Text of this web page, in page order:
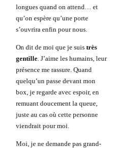
longues quand on attend… et
qu’on espère qu’une porte
s’ouvrira enfin pour nous.
On dit de moi que je suis très
gentille. J’aime les humains, leur
présence me rassure. Quand
quelqu’un passe devant mon
box, je regarde avec espoir, en
remuant doucement la queue,
juste au cas où cette personne
viendrait pour moi.
Moi, je ne demande pas grand-